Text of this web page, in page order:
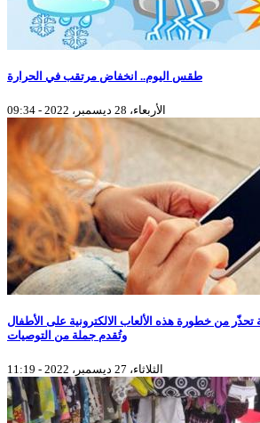
طقس اليوم.. انخفاض مرتقب في الحرارة
الأربعاء، 28 ديسمبر، 2022 - 09:34
تحذّر من خطورة هذه الألعاب الالكترونية على الأطفال
وتُقدم جملة من التوصيات
الثلاثاء، 27 ديسمبر، 2022 - 11:19